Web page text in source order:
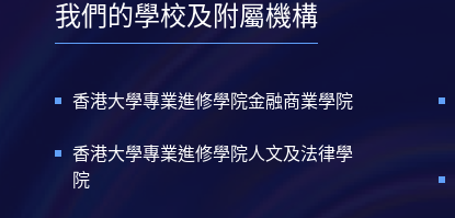
我們的學校及附屬機構
香港大學專業進修學院金融商業學院
香港大學專業進修學院人文及法律學
院